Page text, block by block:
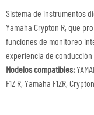
Sistema de instrumentos
Yamaha Crypton R, que
funciones de monitoreo
experiencia de
Modelos compatibles:
F1Z R, Yamaha F1ZR,